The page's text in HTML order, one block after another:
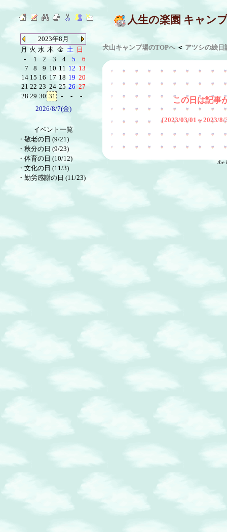
2023年8月
月 火 水 木 金 土 日
-
1 2 3 4 5
6
7
8 9 10 11 12 13
14 15 16 17 18 19 20
21 22 23 24 25 26 27
28 29 30 31 - -
-
2026/8/7(金)
イベント一覧
・ 敬老の日 (9/21)
・ 秋分の日 (9/23)
・ 体育の日 (10/12)
・ 文化の日 (11/3)
・ 勤労感謝の日 (11/23)
人生の楽園 キャン
犬山キャンプ場のTOPへ＜ アツシの絵日
この日は記事
（2023/03/01～2023/
the